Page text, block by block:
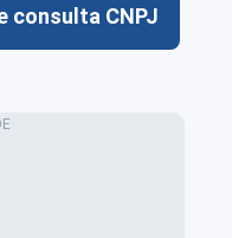
consulta CNPJ